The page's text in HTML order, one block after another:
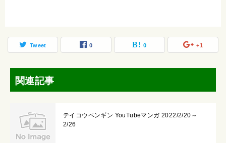
Tweet 0 0 +1
関連記事
テイコウペンギン YouTubeマンガ 2022/2/20～
2/26